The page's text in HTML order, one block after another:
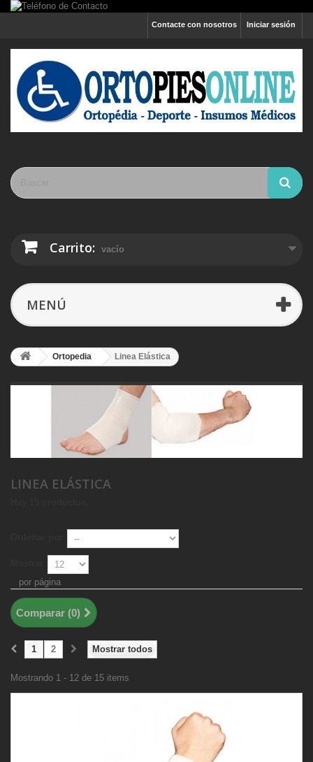
Iniciar sesión
Contacte con nosotros
Carrito: vacío
MENÚ
Ortopedia Linea Elástica
LINEA ELÁSTICA
por página
Comparar (0)
Mostrar todos
1 2
Mostrando 1 - 12 de 15 items